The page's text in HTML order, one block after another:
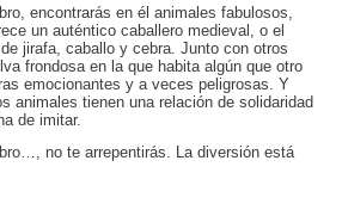
encontrarás en él animales fabulosos,
un auténtico caballero medieval, o el
jirafa, caballo y cebra. Junto con otros
frondosa en la que habita algún que otro
emocionantes y a veces peligrosas. Y
animales tienen una relación de solidaridad
de imitar.
no te arrepentirás. La diversión está